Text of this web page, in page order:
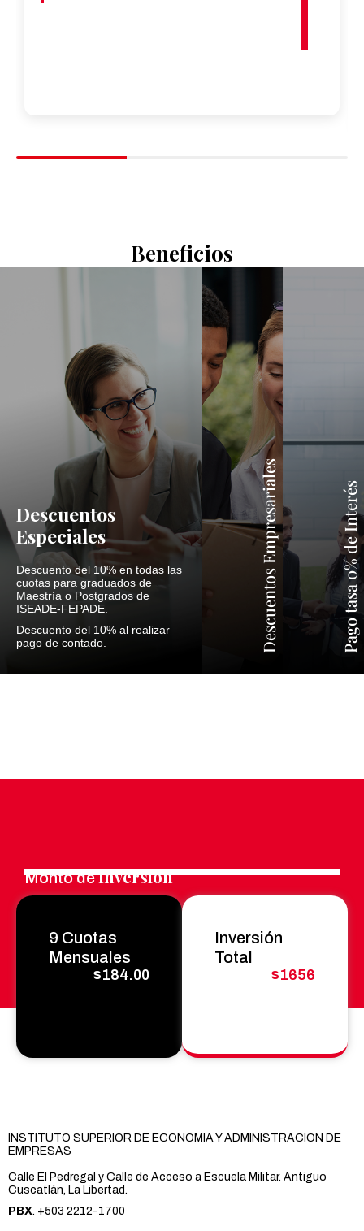
Marketing y Negocios Internacionales de la
Beneficios
Descuentos
Especiales
Descuento del 10% en todas las
cuotas para graduados de
Maestría o Postgrados de
ISEADE-FEPADE.
Descuento del 10% al realizar
pago de contado.
Descuentos Empresariales Pago tasa 0% de Interés
Monto deInversión
9 Cuotas
Mensuales
$184.00
Inversión
Total
$1656
INSTITUTO SUPERIOR DE ECONOMIA Y ADMINISTRACION DE
EMPRESAS
Calle El Pedregal y Calle de Acceso a Escuela Militar. Antiguo
Cuscatlán, La Libertad.
PBX. +503 2212-1700